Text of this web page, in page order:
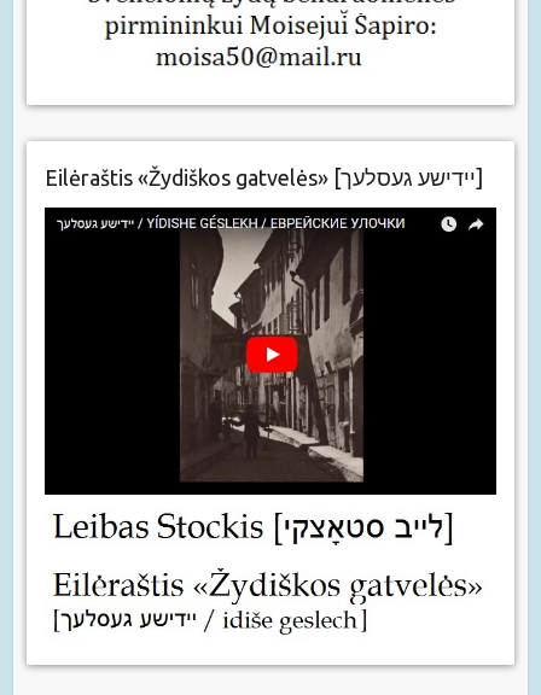
Eilėraštis «Žydiškos gatvelės» [יידישע געסלעך]